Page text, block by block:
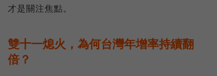
才是關注焦點。
雙十一熄火，為何台灣年增率持續翻
倍？